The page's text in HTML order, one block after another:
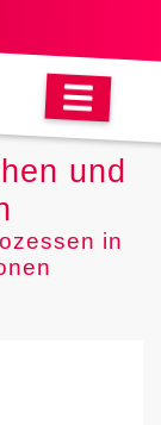
und
in